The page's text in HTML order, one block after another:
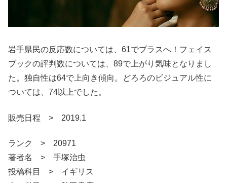
岩手県民の反応数については、61でプラスへ！フェイス
ブックの評判数については、89で上がり気味となりまし
た。独自性は64で上向き傾向。どろろのビジュアル性に
ついては、74以上でした。
販売日程 > 2019.1
ランク > 20971
著者名 > 手塚治虫
投稿科目 > イギリス